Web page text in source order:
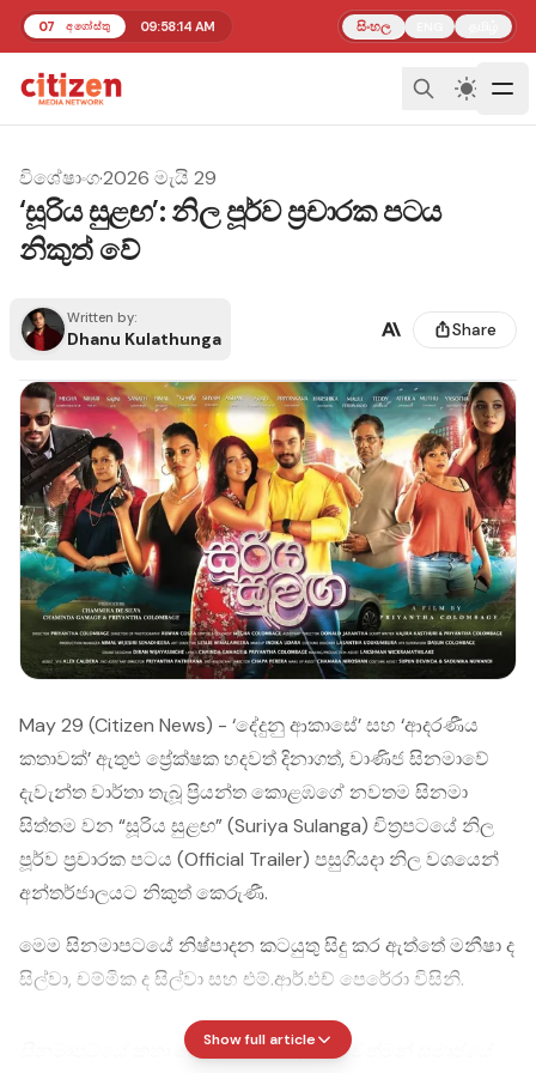
07 අගෝස්තු 09:58:14 AM සිංහල
විශේෂාංග·2026 මැයි 29
‘සූරිය සුළඟ’: නිල පූර්ව ප්‍රචාරක පටය
නිකුත් වේ
Written by:
Dhanu Kulathunga Share
May 29 (Citizen News) - ‘දේදුනු ආකාසේ’ සහ ‘ආදරණීය
කතාවක්’ ඇතුළු ප්‍රේක්ෂක හදවත් දිනාගත්, වාණිජ සිනමාවේ
දැවැන්ත වාර්තා තැබූ ප්‍රියන්ත කොළඹගේ නවතම සිනමා
සිත්තම වන “සූරිය සුළඟ” (Suriya Sulanga) චිත්‍රපටයේ නිල
පූර්ව ප්‍රචාරක පටය (Official Trailer) පසුගියදා නිල වශයෙන්
අන්තර්ජාලයට නිකුත් කෙරුණී.
මෙම සිනමාපටයේ නිෂ්පාදන කටයුතු සිදු කර ඇත්තේ මනීෂා ද
සිල්වා, චම්මික ද සිල්වා සහ එම්.ආර්.එච් පෙරේරා විසිනි.
සිනමාපටයේ කතා තේමාව ගෙතී ඇත්තේ වත්මන් සමාජයේ
Show full article